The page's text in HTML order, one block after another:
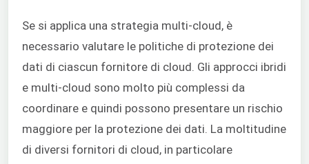
Se si applica una strategia multi-cloud, è
necessario valutare le politiche di protezione dei
dati di ciascun fornitore di cloud. Gli approcci ibridi
e multi-cloud sono molto più complessi da
coordinare e quindi possono presentare un rischio
maggiore per la protezione dei dati. La moltitudine
di diversi fornitori di cloud, in particolare